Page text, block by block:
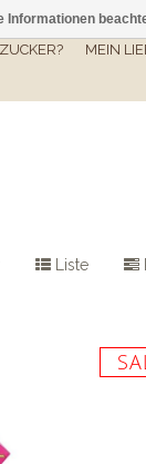
MEIN
Liste
Informationen